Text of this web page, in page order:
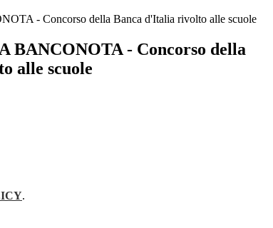
- Concorso della Banca d'Italia rivolto alle scuole
BANCONOTA - Concorso della
alle scuole
.